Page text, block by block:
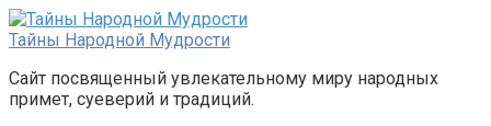
Перейти
к
Тайны Народной Мудрости
Сайт посвященный увлекательному миру народных
примет, суеверий и традиций.